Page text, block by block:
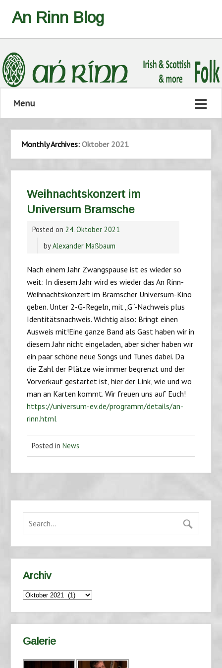
An Rinn Blog
Menu
Monthly Archives: Oktober 2021
Weihnachtskonzert im
Universum Bramsche
Posted on 24. Oktober 2021
byAlexander Maßbaum
Nach einem Jahr Zwangspause ist es wieder so
weit: In diesem Jahr wird es wieder das An Rinn-
Weihnachtskonzert im Bramscher Universum-Kino
geben. Unter 2-G-Regeln, mit „G“-Nachweis plus
Identitätsnachweis. Wichtig also: Bringt einen
Ausweis mit!Eine ganze Band als Gast haben wir in
diesem Jahr nicht eingeladen, aber sicher haben wir
ein paar schöne neue Songs und Tunes dabei. Da
die Zahl der Plätze wie immer begrenzt und der
Vorverkauf gestartet ist, hier der Link, wie und wo
man an Karten kommt. Wir freuen uns auf Euch!
https://universum-ev.de/programm/details/an-
rinn.html
Posted in News
Archiv
Archiv
Galerie